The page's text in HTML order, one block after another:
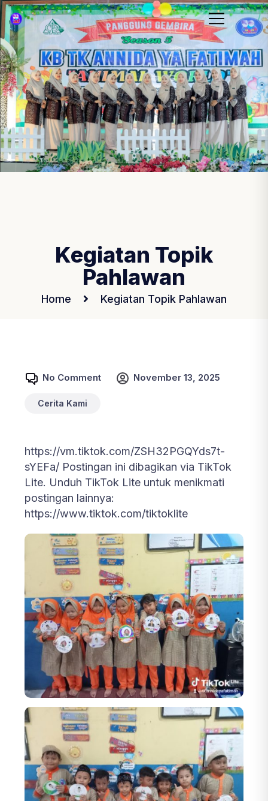
Kegiatan Topik
Pahlawan
Home Kegiatan Topik Pahlawan
No Comment November 13, 2025
Cerita Kami
https://vm.tiktok.com/ZSH32PGQYds7t-
sYEFa/ Postingan ini dibagikan via TikTok
Lite. Unduh TikTok Lite untuk menikmati
postingan lainnya:
https://www.tiktok.com/tiktoklite